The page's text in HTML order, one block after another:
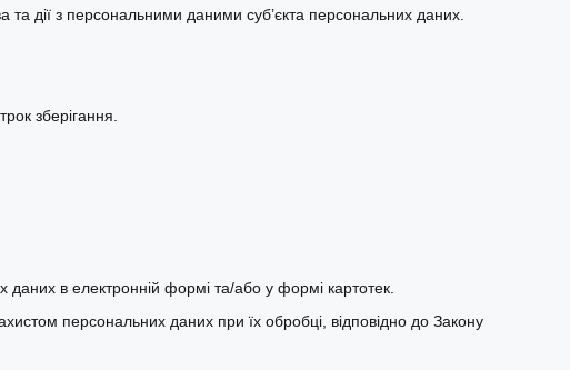
дії з персональними даними суб’єкта персональних даних.
зберігання.
в електронній формі та/або у формі картотек.
персональних даних при їх обробці, відповідно до Закону